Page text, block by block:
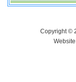
Copyright ©